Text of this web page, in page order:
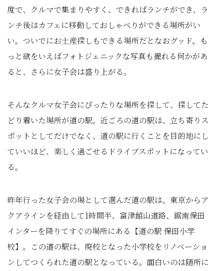
度で、クルマで集まりやすく、できればランチができ、ラ
ンチ後はカフェに移動しておしゃべりができる場所がい
い。ついでにお土産探しもできる場所だとなおグッド。も
っと欲をいえばフォトジェニックな写真も撮れる何かがあ
ると、さらに女子会は盛り上がる。
そんなクルマ女子会にぴったりな場所を探して、探してた
どり着いた場所が道の駅。近ごろの道の駅は、立ち寄りス
ポットとしてだけでなく、道の駅に行くことを目的地にし
ていいほど、楽しく過ごせるドライブスポットになってい
る。
昨年行った女子会の場として選んだ道の駅は、東京からア
クアラインを経由して1時間半、富津館山道路、鋸南保田
インターを降りてすぐの場所にある【道の駅 保田小学
校】。この道の駅は、廃校となった小学校をリノベーショ
ンしてつくられた道の駅となっている。面白いのは随所に